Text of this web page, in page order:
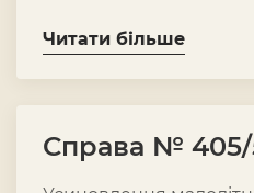
витрат.
Читати більше
Справа № 405/